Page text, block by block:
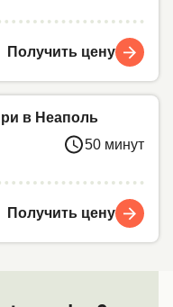
Получить цену
в Неаполь
50 минут
Получить цену